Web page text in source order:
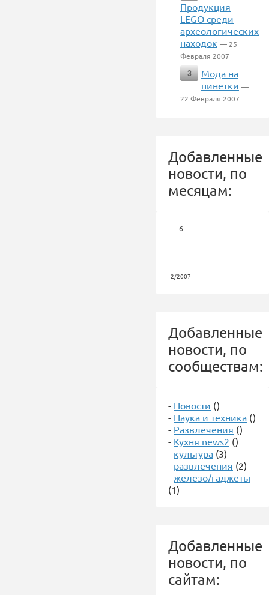
Продукция
LEGO среди
археологических
находок — 25
Февраля 2007
3
Мода на
пинетки —
22 Февраля 2007
Добавленные
новости, по
месяцам:
6
2/2007
Добавленные
новости, по
сообществам:
- Новости ()
- Наука и техника ()
- Развлечения ()
- Кухня news2 ()
- культура (3)
- развлечения (2)
- железо/гаджеты
(1)
Добавленные
новости, по
сайтам: